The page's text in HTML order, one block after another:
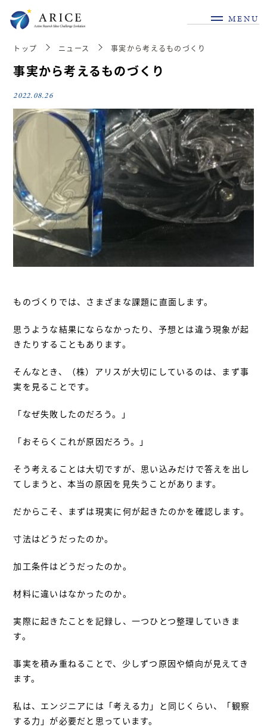
MENU
トップ ニュース 事実から考えるものづくり
事実から考えるものづくり
2022.08.26
ものづくりでは、さまざまな課題に直面します。
思うような結果にならなかったり、予想とは違う現象が起
きたりすることもあります。
そんなとき、（株）アリスが大切にしているのは、まず事
実を見ることです。
「なぜ失敗したのだろう。」
「おそらくこれが原因だろう。」
そう考えることは大切ですが、思い込みだけで答えを出し
てしまうと、本当の原因を見失うことがあります。
だからこそ、まずは現実に何が起きたのかを確認します。
寸法はどうだったのか。
加工条件はどうだったのか。
材料に違いはなかったのか。
実際に起きたことを記録し、一つひとつ整理していきま
す。
事実を積み重ねることで、少しずつ原因や傾向が見えてき
ます。
私は、エンジニアには「考える力」と同じくらい、「観察
する力」が必要だと思っています。